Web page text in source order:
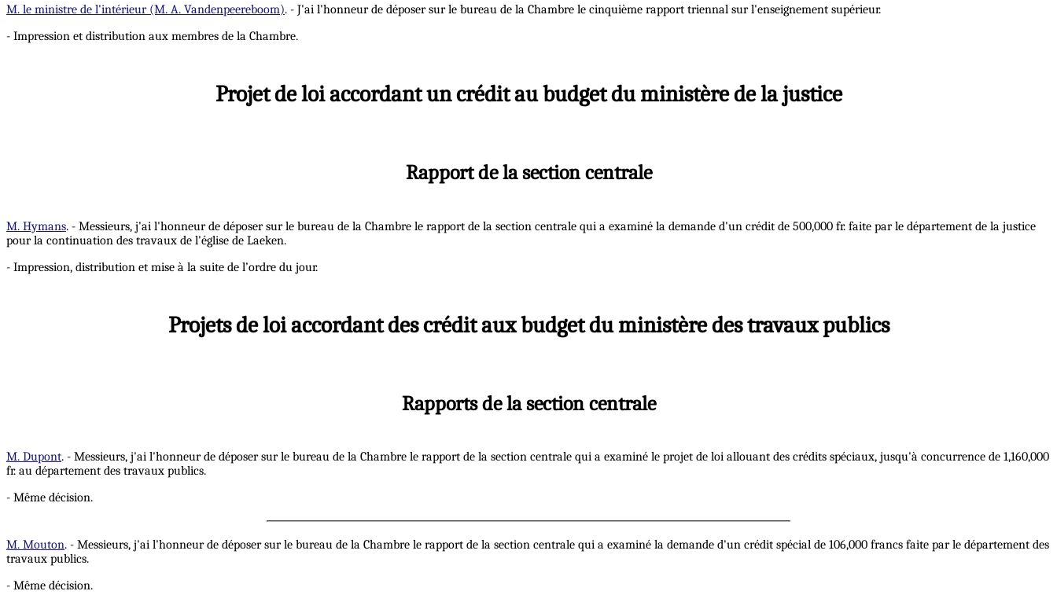
M. le ministre de l'intérieur (M. A. Vandenpeereboom). - J'ai l'honneur de déposer sur le bureau de la Chambre le cinquième rapport triennal sur l'enseignement supérieur.
- Impression et distribution aux membres de la Chambre.
Projet de loi accordant un crédit au budget du ministère de la justice
Rapport de la section centrale
M. Hymans. - Messieurs, j'ai l'honneur de déposer sur le bureau de la Chambre le rapport de la section centrale qui a examiné la demande d'un crédit de 500,000 fr. faite par le département de la justice
pour la continuation des travaux de l'église de Laeken.
- Impression, distribution et mise à la suite de l’ordre du jour.
Projets de loi accordant des crédit aux budget du ministère des travaux publics
Rapports de la section centrale
M. Dupont. - Messieurs, j'ai l'honneur de déposer sur le bureau de la Chambre le rapport de la section centrale qui a examiné le projet de loi allouant des crédits spéciaux, jusqu'à concurrence de 1,160,000
fr. au département des travaux publics.
- Même décision.
M. Mouton. - Messieurs, j'ai l'honneur de déposer sur le bureau de la Chambre le rapport de la section centrale qui a examiné la demande d'un crédit spécial de 106,000 francs faite par le département des
travaux publics.
- Même décision.